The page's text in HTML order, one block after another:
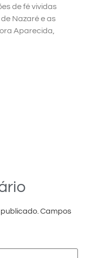
de fé vividas
Nazaré e as
Aparecida,
Campos